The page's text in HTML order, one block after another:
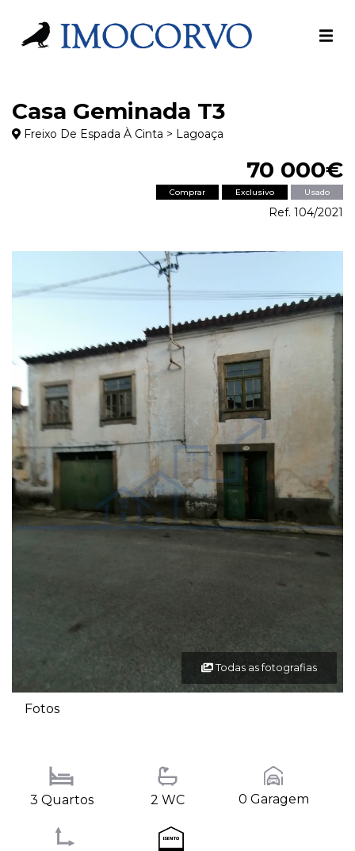
Casa Geminada T3
Freixo De Espada À Cinta > Lagoaça
70 000€
Comprar Exclusivo Usado
Ref. 104/2021
Todas as fotografias
Fotos
3 Quartos 2 WC 0 Garagem